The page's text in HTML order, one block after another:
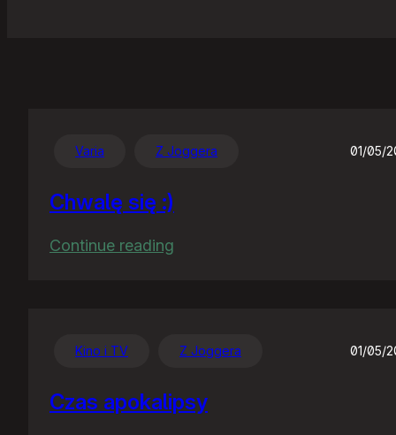
Varia Z Joggera 01/05/
Chwalę się :)
Continue reading
Kino i TV Z Joggera 01/05/
Czas apokalipsy